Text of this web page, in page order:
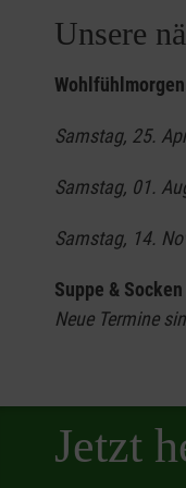
Unsere
Samstag, 25.
Samstag, 01.
Samstag, 14.
Suppe &
Neue Termine
Jetzt